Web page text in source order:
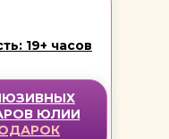
ЮЛИИ
19+ часов